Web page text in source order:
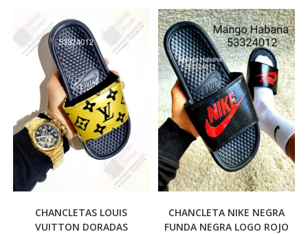
CHANCLETAS LOUIS
VUITTON DORADAS
CHANCLETA NIKE NEGRA
FUNDA NEGRA LOGO ROJO